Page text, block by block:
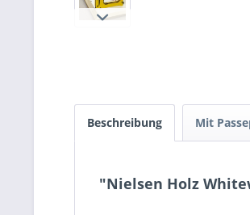
Beschreibung Mit
"Nielsen Holz